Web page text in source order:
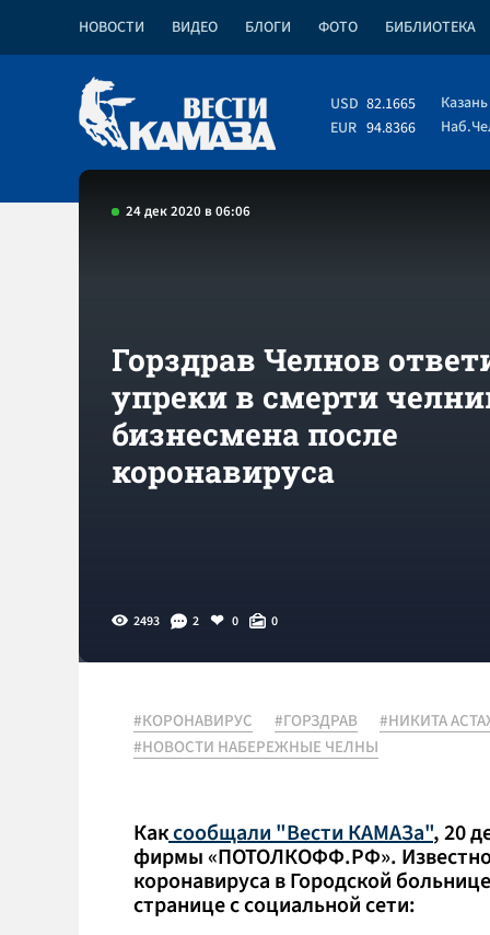
НОВОСТИ ВИДЕО БЛОГИ ФОТО БИБЛИОТЕКА
USD 82.1665
EUR 94.8366
Казань
24 дек 2020 в 06:06
Горздрав Челнов
упреки в смерти
бизнесмена после
коронавируса
2493 2 0 0
#КОРОНАВИРУС #ГОРЗДРАВ #НИКИТА
#НОВОСТИ НАБЕРЕЖНЫЕ ЧЕЛНЫ
Каксообщали "Вести КАМАЗа", 20
фирмы «ПОТОЛКОФФ.РФ». Известно,
коронавируса в Городской
странице с социальной сети: